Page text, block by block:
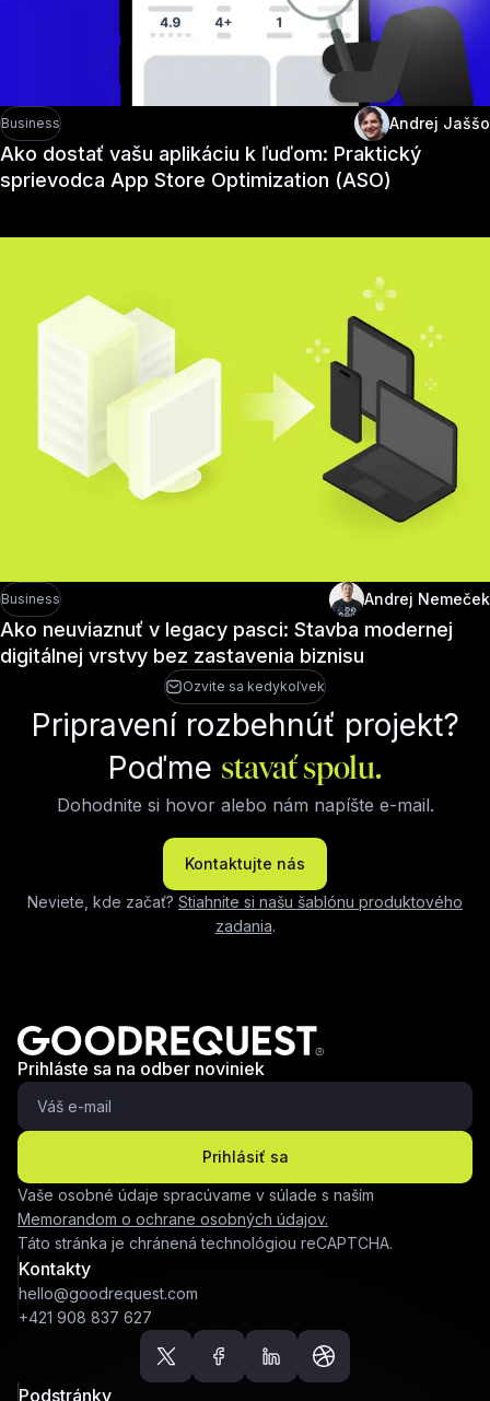
Business Andrej Jaššo
Ako dostať vašu aplikáciu k ľuďom: Praktický
sprievodca App Store Optimization (ASO)
Business Andrej Nemeček
Ako neuviaznuť v legacy pasci: Stavba modernej
digitálnej vrstvy bez zastavenia biznisu
Ozvite sa kedykoľvek
Pripravení rozbehnúť projekt?
Poďmestavať spolu.
Dohodnite si hovor alebo nám napíšte e-mail.
Kontaktujte nás
Neviete, kde začať? Stiahnite si našu šablónu produktového
zadania.
Prihláste sa na odber noviniek
Prihlásiť sa
Vaše osobné údaje spracúvame v súlade s naším
Memorandom o ochrane osobných údajov.
Táto stránka je chránená technológiou reCAPTCHA.
Kontakty
hello@goodrequest.com
+421 908 837 627
Podstránky